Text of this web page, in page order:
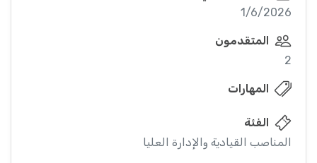
1/6/2026
المتقدمون
2
المهارات
الفئة
المناصب القيادية والإدارة العليا